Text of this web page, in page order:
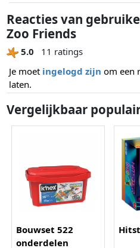
Reacties van
Zoo Friends
5.0
11 ratings
Je moet ingelogd zijn om een
laten.
Vergelijkbaar
Bouwset 522
onderdelen